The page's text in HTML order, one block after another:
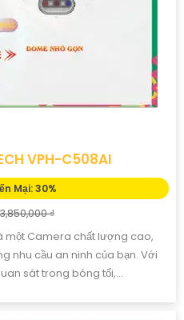
VPH-C508AI
Mại: 30%
₫
một Camera chất lượng cao,
nhu cầu an ninh của bạn. Với
sát trong bóng tối,...